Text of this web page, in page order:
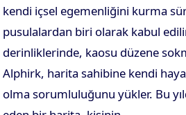
kendi içsel egemenliğini kurma
pusulalardan biri olarak kabul
derinliklerinde, kaosu düzene
Alphirk, harita sahibine kendi
olma sorumluluğunu yükler. Bu